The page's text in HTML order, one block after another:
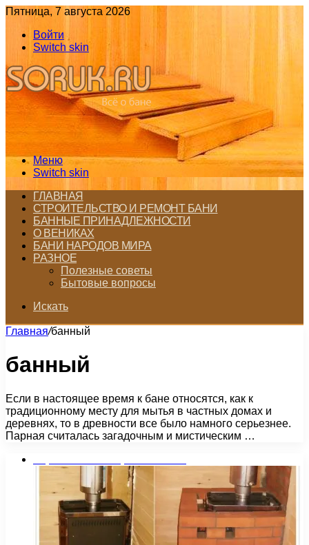
Пятница, 7 августа 2026
Войти
Switch skin
Меню
Switch skin
ГЛАВНАЯ
СТРОИТЕЛЬСТВО И РЕМОНТ БАНИ
БАННЫЕ ПРИНАДЛЕЖНОСТИ
О ВЕНИКАХ
БАНИ НАРОДОВ МИРА
РАЗНОЕ
Полезные советы
Бытовые вопросы
Искать
Главная/банный
банный
Если в настоящее время к бане относятся, как к
традиционному месту для мытья в частных домах и
деревнях, то в древности все было намного серьезнее.
Парная считалась загадочным и мистическим …